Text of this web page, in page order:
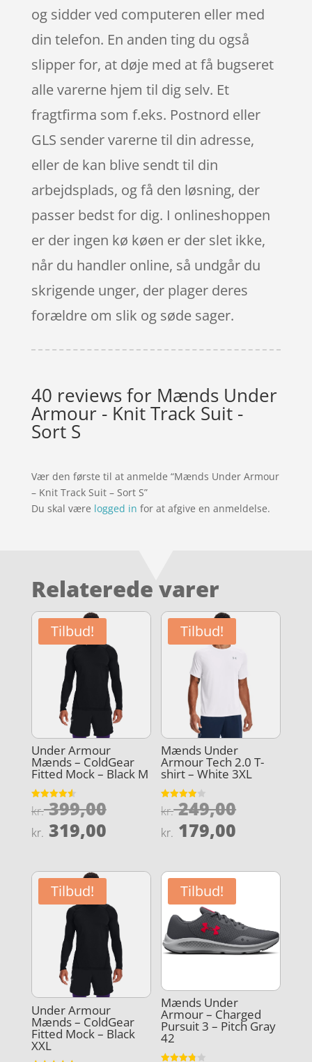
og sidder ved computeren eller med
din telefon. En anden ting du også
slipper for, at døje med at få bugseret
alle varerne hjem til dig selv. Et
fragtfirma som f.eks. Postnord eller
GLS sender varerne til din adresse,
eller de kan blive sendt til din
arbejdsplads, og få den løsning, der
passer bedst for dig. I onlineshoppen
er der ingen kø køen er der slet ikke,
når du handler online, så undgår du
skrigende unger, der plager deres
forældre om slik og søde sager.
40 reviews for Mænds Under
Armour - Knit Track Suit -
Sort S
Vær den første til at anmelde “Mænds Under Armour
– Knit Track Suit – Sort S”
Du skal være logged in for at afgive en anmeldelse.
Relaterede varer
Tilbud!
Under Armour
Mænds – ColdGear
Fitted Mock – Black M
Vurderet
4.6
kr.399,00Den
oprindelige
kr. 399,00.
kr. 319,00Den
pris
er:
kr. 319,00.
Tilbud!
Mænds Under
Armour Tech 2.0 T-
shirt – White 3XL
Vurderet
3.9
kr.249,00Den
kr.
kr. 179,00
pris
er:
kr.
Tilbud!
Under Armour
Mænds – ColdGear
Fitted Mock – Black
XXL
Tilbud!
Mænds Under
Armour – Charged
Pursuit 3 – Pitch Gray
42